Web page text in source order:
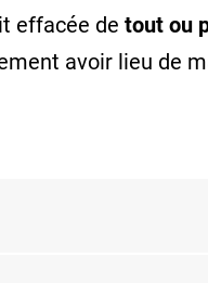
effacée de tout ou
avoir lieu de